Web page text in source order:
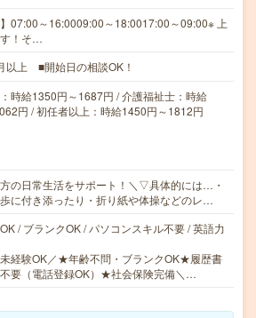
】07:00～16:0009:00～18:0017:00～09:00※ 上
！そ…
以上 ■開始日の相談OK！
時給1350円～1687円 / 介護福祉士：時給
円 / 初任者以上：時給1450円～1812円
の日常生活をサポート！＼▽具体的には…・
に付き添ったり・折り紙や体操などのレ…
/ ブランクOK / パソコンスキル不要 / 英語力
経験OK／★年齢不問・ブランクOK★履歴書
要（電話登録OK）★社会保険完備＼…